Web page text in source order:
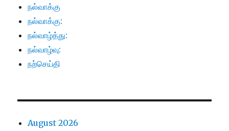
நல்வாக்கு
நல்வாக்கு:
நல்வாழ்த்து:
நல்வாழ்வு:
நற்செய்தி
August 2026